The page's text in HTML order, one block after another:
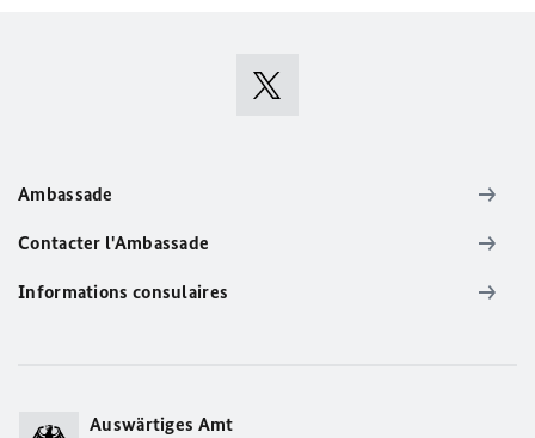
Ambassade
Contacter l'Ambassade
Informations consulaires
Auswärtiges Amt